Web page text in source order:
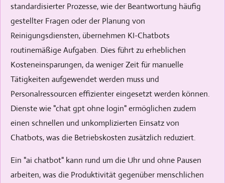
standardisierter Prozesse, wie der Beantwortung häufig
gestellter Fragen oder der Planung von
Reinigungsdiensten, übernehmen KI-Chatbots
routinemäßige Aufgaben. Dies führt zu erheblichen
Kosteneinsparungen, da weniger Zeit für manuelle
Tätigkeiten aufgewendet werden muss und
Personalressourcen effizienter eingesetzt werden können.
Dienste wie "chat gpt ohne login" ermöglichen zudem
einen schnellen und unkomplizierten Einsatz von
Chatbots, was die Betriebskosten zusätzlich reduziert.
Ein "ai chatbot" kann rund um die Uhr und ohne Pausen
arbeiten, was die Produktivität gegenüber menschlichen